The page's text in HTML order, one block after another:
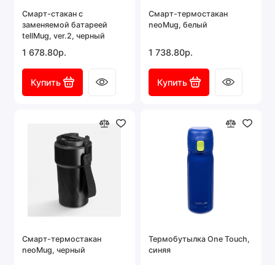
Смарт-стакан с
заменяемой батареей
tellMug, ver.2, черный
1 678.80р.
Купить
Смарт-термостакан
neoMug, белый
1 738.80р.
Купить
Смарт-термостакан
neoMug, черный
Термобутылка One Touch,
синяя